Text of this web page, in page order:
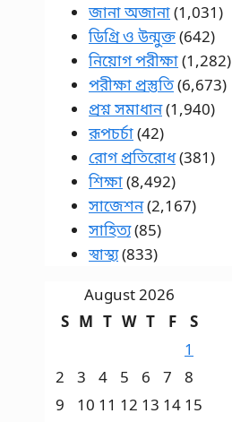
জানা অজানা(1,031)
ডিগ্রি ও উন্মুক্ত(642)
নিয়োগ পরীক্ষা(1,282)
পরীক্ষা প্রস্তুতি(6,673)
প্রশ্ন সমাধান(1,940)
রূপচর্চা(42)
রোগ প্রতিরোধ(381)
শিক্ষা(8,492)
সাজেশন(2,167)
সাহিত্য(85)
স্বাস্থ্য(833)
August 2026
S M T W T F
S
1
2
3 4 5 6 7
8
9
10 11 12 13 14 15